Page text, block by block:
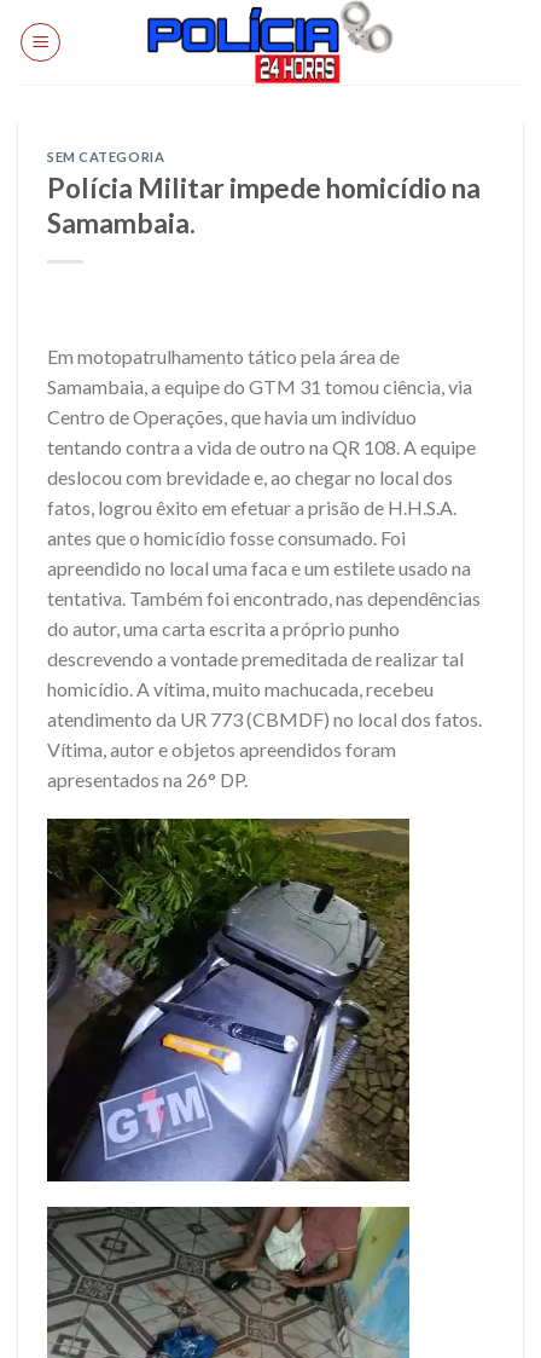
SEM CATEGORIA
Polícia Militar impede homicídio na
Samambaia.
Em motopatrulhamento tático pela área de
Samambaia, a equipe do GTM 31 tomou ciência, via
Centro de Operações, que havia um indivíduo
tentando contra a vida de outro na QR 108. A equipe
deslocou com brevidade e, ao chegar no local dos
fatos, logrou êxito em efetuar a prisão de H.H.S.A.
antes que o homicídio fosse consumado. Foi
apreendido no local uma faca e um estilete usado na
tentativa. Também foi encontrado, nas dependências
do autor, uma carta escrita a próprio punho
descrevendo a vontade premeditada de realizar tal
homicídio. A vítima, muito machucada, recebeu
atendimento da UR 773 (CBMDF) no local dos fatos.
Vítima, autor e objetos apreendidos foram
apresentados na 26° DP.